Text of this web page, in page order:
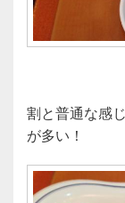
割と普通な感
が多い！